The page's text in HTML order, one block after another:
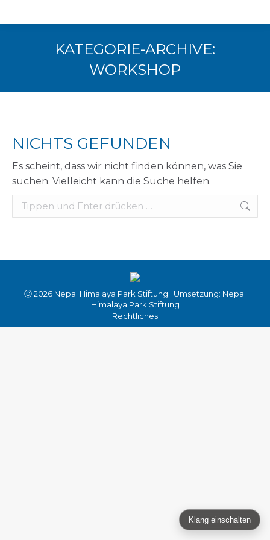
Klang einschalten
KATEGORIE-ARCHIVE:
WORKSHOP
NICHTS GEFUNDEN
Es scheint, dass wir nicht finden können, was Sie
suchen. Vielleicht kann die Suche helfen.
Search:
Ⓒ 2026 Nepal Himalaya Park Stiftung | Umsetzung: Nepal
Himalaya Park Stiftung
Rechtliches